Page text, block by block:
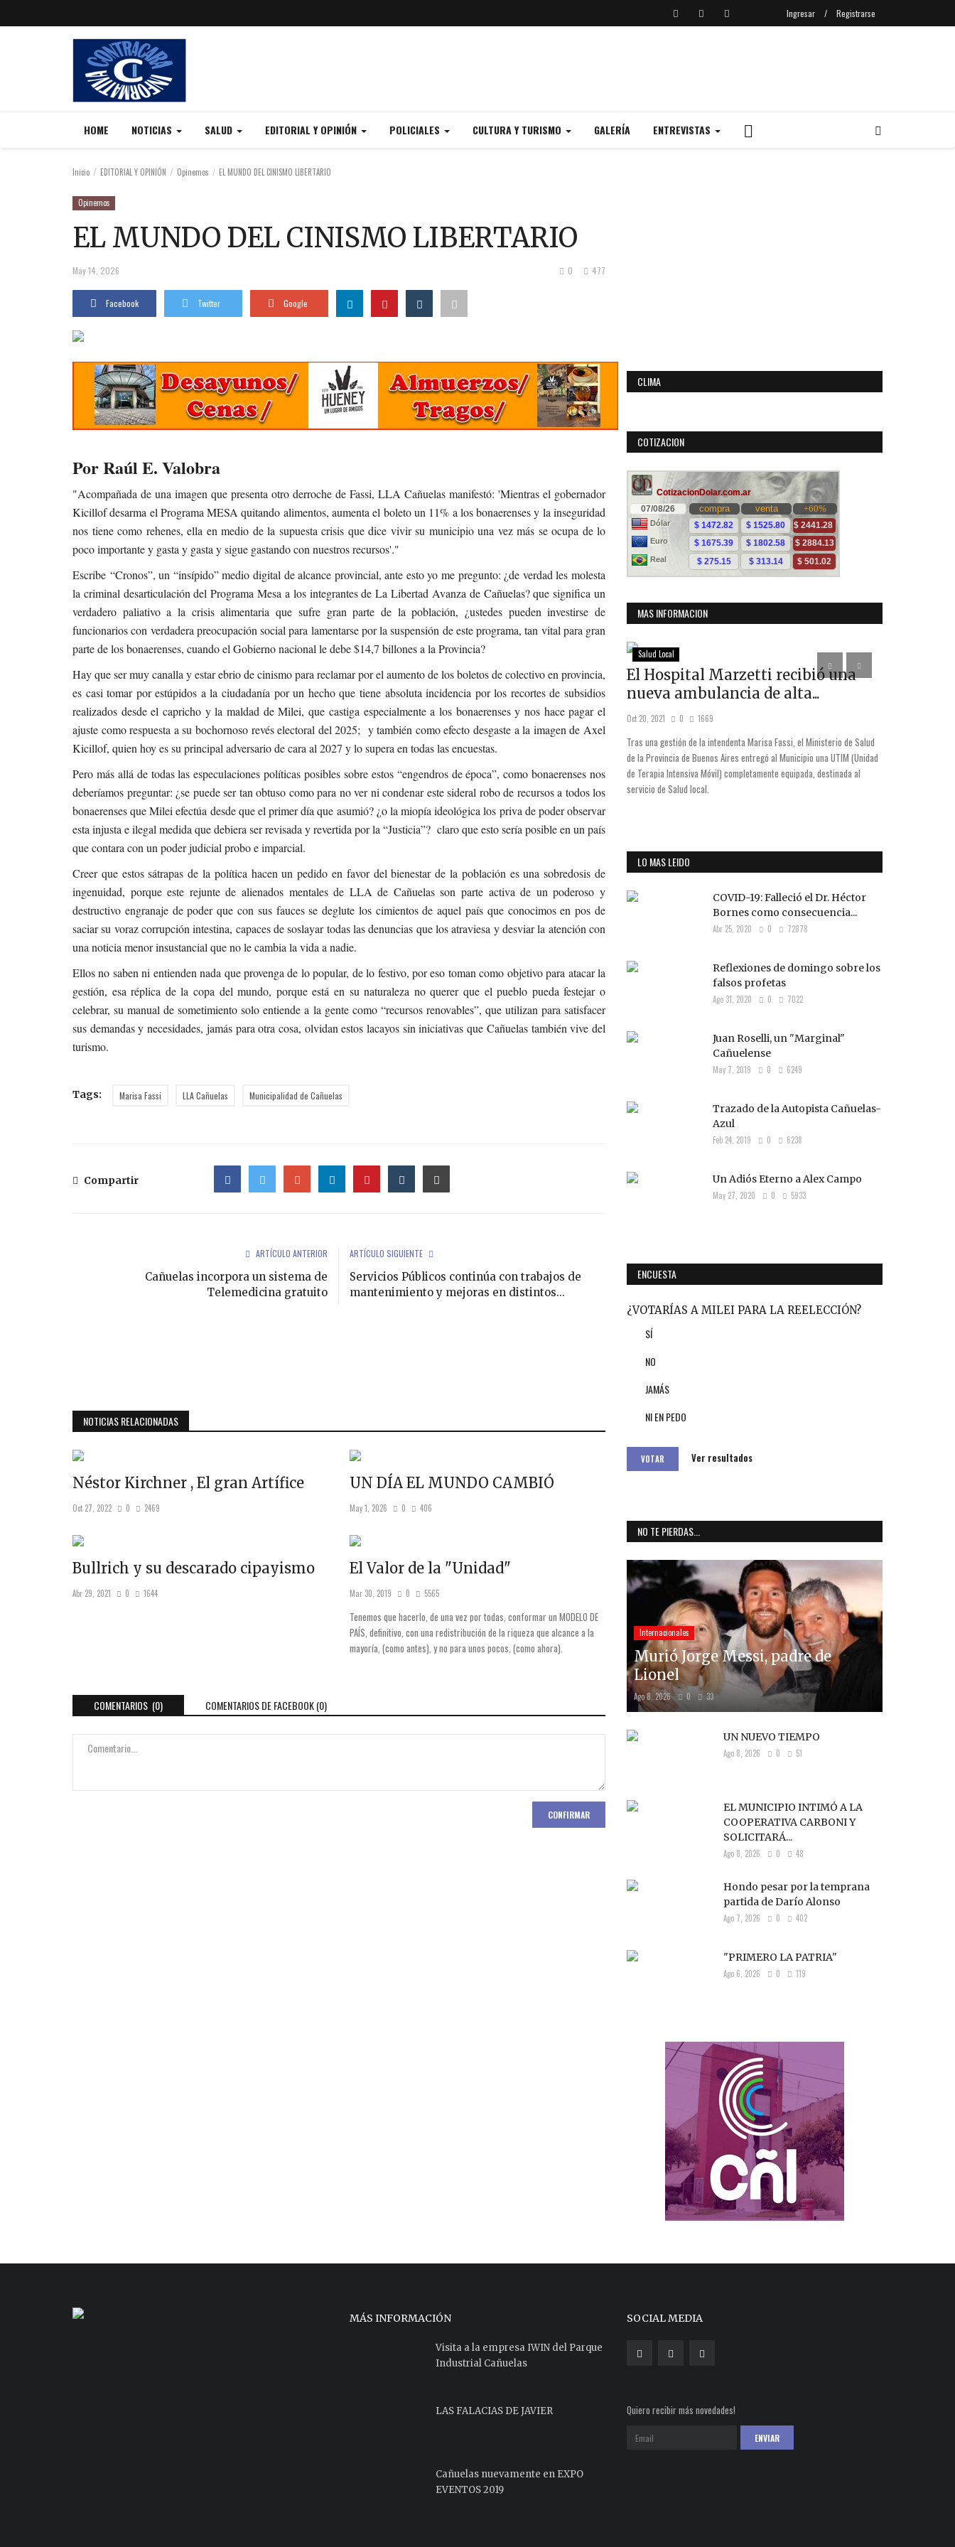
Ingresar / Registrarse
HOME NOTICIAS SALUD EDITORIAL Y OPINIÓN POLICIALES CULTURA Y TURISMO GALERÍA ENTREVISTAS
Inicio EDITORIAL Y OPINIÓN Opinemos EL MUNDO DEL CINISMO LIBERTARIO
Opinemos
EL MUNDO DEL CINISMO LIBERTARIO
May 14, 2026 477
0
Facebook Twitter Google
Por Raúl E. Valobra
"Acompañada de una imagen que presenta otro derroche de Fassi, LLA Cañuelas manifestó: 'Mientras el gobernador
Kicillof desarma el Programa MESA quitando alimentos, aumenta el boleto un 11% a los bonaerenses y la inseguridad
nos tiene como rehenes, ella en medio de la supuesta crisis que dice vivir su municipio una vez más se ocupa de lo
poco importante y gasta y gasta y sigue gastando con nuestros recursos'."
Escribe “Cronos”, un “insípido” medio digital de alcance provincial, ante esto yo me pregunto: ¿de verdad les molesta
la criminal desarticulación del Programa Mesa a los integrantes de La Libertad Avanza de Cañuelas? que significa un
verdadero paliativo a la crisis alimentaria que sufre gran parte de la población, ¿ustedes pueden investirse de
funcionarios con verdadera preocupación social para lamentarse por la suspensión de este programa, tan vital para gran
parte de los bonaerenses, cuando el Gobierno nacional le debe $14,7 billones a la Provincia?
Hay que ser muy canalla y estar ebrio de cinismo para reclamar por el aumento de los boletos de colectivo en provincia,
es casi tomar por estúpidos a la ciudadanía por un hecho que tiene absoluta incidencia por los recortes de subsidios
realizados desde el capricho y la maldad de Milei, que castiga especialmente a los bonaerenses y nos hace pagar el
ajuste como respuesta a su bochornoso revés electoral del 2025; y también como efecto desgaste a la imagen de Axel
Kicillof, quien hoy es su principal adversario de cara al 2027 y lo supera en todas las encuestas.
Pero más allá de todas las especulaciones políticas posibles sobre estos “engendros de época”, como bonaerenses nos
deberíamos preguntar: ¿se puede ser tan obtuso como para no ver ni condenar este sideral robo de recursos a todos los
bonaerenses que Milei efectúa desde que el primer día que asumió? ¿o la miopía ideológica los priva de poder observar
esta injusta e ilegal medida que debiera ser revisada y revertida por la “Justicia”? claro que esto sería posible en un país
que contara con un poder judicial probo e imparcial.
Creer que estos sátrapas de la política hacen un pedido en favor del bienestar de la población es una sobredosis de
ingenuidad, porque este rejunte de alienados mentales de LLA de Cañuelas son parte activa de un poderoso y
destructivo engranaje de poder que con sus fauces se deglute los cimientos de aquel país que conocimos en pos de
saciar su voraz corrupción intestina, capaces de soslayar todas las denuncias que los atraviesa y desviar la atención con
una noticia menor insustancial que no le cambia la vida a nadie.
Ellos no saben ni entienden nada que provenga de lo popular, de lo festivo, por eso toman como objetivo para atacar la
gestión, esa réplica de la copa del mundo, porque está en su naturaleza no querer que el pueblo pueda festejar o
celebrar, su manual de sometimiento solo entiende a la gente como “recursos renovables”, que utilizan para satisfacer
sus demandas y necesidades, jamás para otra cosa, olvidan estos lacayos sin iniciativas que Cañuelas también vive del
turismo.
Tags: Marisa Fassi LLA Cañuelas Municipalidad de Cañuelas
Compartir
ARTÍCULO ANTERIOR
Cañuelas incorpora un sistema de
Telemedicina gratuito
ARTÍCULO SIGUIENTE
Servicios Públicos continúa con trabajos de
mantenimiento y mejoras en distintos...
NOTICIAS RELACIONADAS
Néstor Kirchner , El gran Artífice
Oct 27, 2022 0 2469
UN DÍA EL MUNDO CAMBIÓ
May 1, 2026 0 406
Bullrich y su descarado cipayismo
Abr 29, 2021 0 1644
El Valor de la "Unidad"
Mar 30, 2019 0 5565
Tenemos que hacerlo, de una vez por todas, conformar un MODELO DE
PAÍS, definitivo, con una redistribución de la riqueza que alcance a la
mayoría, (como antes), y no para unos pocos, (como ahora).
COMENTARIOS (0) COMENTARIOS DE FACEBOOK (0)
CONFIRMAR
CLIMA
COTIZACION
MAS INFORMACION
de tren en el
Provinciales
Asamblea Local de Decisión Niñez:
niñas, niños y adolescentes...
Sep 24, 2024 0 858
El pasado lunes se llevó adelante la Asamblea Local del programa
Decisión Niñez en la Casa del Niño, un espacio donde niñas, niños y
adolescentes de entre 8 y 17 años del distrito tuvieron la oportunidad
de compartir juegos, conocerse y, sobre todo, presentar propuestas
para mejorar sus barrios.
Opinemos
Las distintas realidades de estos
tiempos que corren
Jul 1, 2020 0 1748
Por el Abogado Roque Ríos Cada semana que transcurrimos nos
sacude la realidad y no es la misma realidad para todos. Existe una
realidad para los indiferentes, una realidad para los peronistas y
otra realidad para los antiperonistas.
Salud Local
El Hospital Marzetti recibió una
nueva ambulancia de alta...
Oct 20, 2021 0 1669
Tras una gestión de la intendenta Marisa Fassi, el Ministerio de Salud
de la Provincia de Buenos Aires entregó al Municipio una UTIM (Unidad
de Terapia Intensiva Móvil) completamente equipada, destinada al
servicio de Salud local.
LO MAS LEIDO
COVID-19: Falleció el Dr. Héctor
Bornes como consecuencia...
Abr 25, 2020 0 72878
Reflexiones de domingo sobre los
falsos profetas
Ago 31, 2020 0 7022
Juan Roselli, un "Marginal"
Cañuelense
May 7, 2019 0 6249
Trazado de la Autopista Cañuelas-
Azul
Feb 24, 2019 0 6238
Un Adiós Eterno a Alex Campo
May 27, 2020 0 5933
ENCUESTA
¿VOTARÍAS A MILEI PARA LA REELECCIÓN?
SÍ
NO
JAMÁS
NI EN PEDO
VOTAR Ver resultados
NO TE PIERDAS...
Internacionales
Murió Jorge Messi, padre de
Lionel
Ago 8, 2026 0 33
UN NUEVO TIEMPO
Ago 8, 2026 0 51
EL MUNICIPIO INTIMÓ A LA
COOPERATIVA CARBONI Y
SOLICITARÁ...
Ago 8, 2026 0 48
Hondo pesar por la temprana
partida de Darío Alonso
Ago 7, 2026 0 402
"PRIMERO LA PATRIA"
Ago 6, 2026 0 119
MÁS INFORMACIÓN
Visita a la empresa IWIN del Parque
Industrial Cañuelas
LAS FALACIAS DE JAVIER
Cañuelas nuevamente en EXPO
EVENTOS 2019
SOCIAL MEDIA
Quiero recibir más novedades!